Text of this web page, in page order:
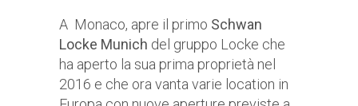
A Monaco, apre il primo Schwan
Locke Munich del gruppo Locke che
ha aperto la sua prima proprietà nel
2016 e che ora vanta varie location in